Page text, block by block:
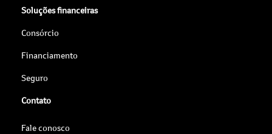
Soluções financeiras
Consórcio
Financiamento
Seguro
Contato
Fale conosco